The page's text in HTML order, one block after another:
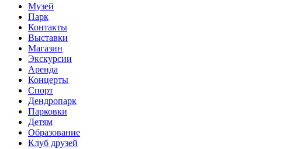
Музей
Парк
Контакты
Выставки
Магазин
Экскурсии
Аренда
Концерты
Спорт
Дендропарк
Парковки
Детям
Образование
Клуб друзей